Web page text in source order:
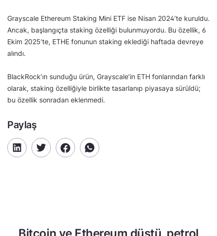
Grayscale Ethereum Staking Mini ETF ise Nisan 2024’te kuruldu.
Ancak, başlangıçta staking özelliği bulunmuyordu. Bu özellik, 6
Ekim 2025’te, ETHE fonunun staking eklediği haftada devreye
alındı.
BlackRock’ın sunduğu ürün, Grayscale’in ETH fonlarından farklı
olarak, staking özelliğiyle birlikte tasarlanıp piyasaya sürüldü;
bu özellik sonradan eklenmedi.
Paylaş